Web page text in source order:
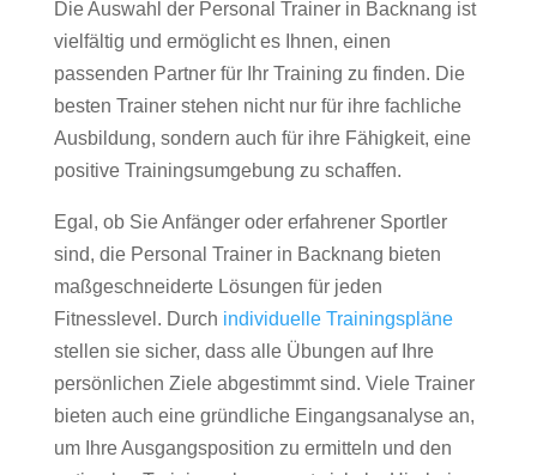
Die Auswahl der Personal Trainer in Backnang ist
vielfältig und ermöglicht es Ihnen, einen
passenden Partner für Ihr Training zu finden. Die
besten Trainer stehen nicht nur für ihre fachliche
Ausbildung, sondern auch für ihre Fähigkeit, eine
positive Trainingsumgebung zu schaffen.
Egal, ob Sie Anfänger oder erfahrener Sportler
sind, die Personal Trainer in Backnang bieten
maßgeschneiderte Lösungen für jeden
Fitnesslevel. Durch individuelle Trainingspläne
stellen sie sicher, dass alle Übungen auf Ihre
persönlichen Ziele abgestimmt sind. Viele Trainer
bieten auch eine gründliche Eingangsanalyse an,
um Ihre Ausgangsposition zu ermitteln und den